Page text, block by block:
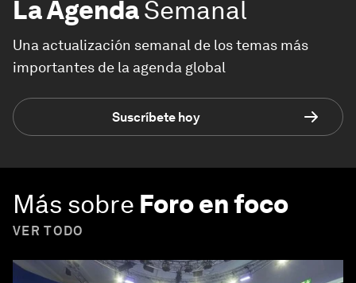
La AgendaSemanal
Una actualización semanal de los temas más
importantes de la agenda global
Suscríbete hoy
Más sobre Foro en foco
VER TODO